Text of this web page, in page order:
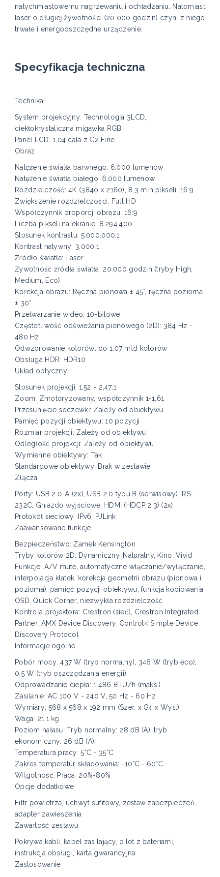
natychmiastowemu nagrzewaniu i ochładzaniu. Natomiast
laser o długiej żywotności (20 000 godzin) czyni z niego
trwałe i energooszczędne urządzenie.
Specyfikacja techniczna
Technika
System projekcyjny: Technologia 3LCD,
ciekłokrystaliczna migawka RGB
Panel LCD: 1,04 cala z C2 Fine
Obraz
Natężenie światła barwnego: 6.000 lumenów
Natężenie światła białego: 6.000 lumenów
Rozdzielczość: 4K (3840 x 2160), 8,3 mln pikseli, 16:9
Zwiększenie rozdzielczości: Full HD
Współczynnik proporcji obrazu: 16:9
Liczba pikseli na ekranie: 8.294.400
Stosunek kontrastu: 5.000.000:1
Kontrast natywny: 3.000:1
Źródło światła: Laser
Żywotność źródła światła: 20.000 godzin (tryby High,
Medium, Eco)
Korekcja obrazu: Ręczna pionowa ± 45°, ręczna pozioma
± 30°
Przetwarzanie wideo: 10-bitowe
Częstotliwość odświeżania pionowego (2D): 384 Hz -
480 Hz
Odwzorowanie kolorów: do 1,07 mld kolorów
Obsługa HDR: HDR10
Układ optyczny
Stosunek projekcji: 1,52 - 2,47:1
Zoom: Zmotoryzowany, współczynnik 1-1,61
Przesunięcie soczewki: Zależy od obiektywu
Pamięć pozycji obiektywu: 10 pozycji
Rozmiar projekcji: Zależy od obiektywu
Odległość projekcji: Zależy od obiektywu
Wymienne obiektywy: Tak
Standardowe obiektywy: Brak w zestawie
Złącza
Porty: USB 2.0-A (2x), USB 2.0 typu B (serwisowy), RS-
232C, Gniazdo wyjściowe, HDMI (HDCP 2.3) (2x)
Protokół sieciowy: IPv6, PJLink
Zaawansowane funkcje
Bezpieczeństwo: Zamek Kensington
Tryby kolorów 2D: Dynamiczny, Naturalny, Kino, Vivid
Funkcje: A/V mute, automatyczne włączanie/wyłączanie,
interpolacja klatek, korekcja geometrii obrazu (pionowa i
pozioma), pamięć pozycji obiektywu, funkcja kopiowania
OSD, Quick Corner, niezwykła rozdzielczość
Kontrola projektora: Crestron (sieć), Crestron Integrated
Partner, AMX Device Discovery, Control4 Simple Device
Discovery Protocol
Informacje ogólne
Pobór mocy: 437 W (tryb normalny), 346 W (tryb eco),
0,5 W (tryb oszczędzania energii)
Odprowadzanie ciepła: 1.486 BTU/h (maks.)
Zasilanie: AC 100 V - 240 V, 50 Hz - 60 Hz
Wymiary: 568 x 568 x 192 mm (Szer. x Gł. x Wys.)
Waga: 21,1 kg
Poziom hałasu: Tryb normalny: 28 dB (A), tryb
ekonomiczny: 26 dB (A)
Temperatura pracy: 5°C - 35°C
Zakres temperatur składowania: -10°C - 60°C
Wilgotność: Praca: 20%-80%
Opcje dodatkowe
Filtr powietrza, uchwyt sufitowy, zestaw zabezpieczeń,
adapter zawieszenia
Zawartość zestawu
Pokrywa kabli, kabel zasilający, pilot z bateriami,
instrukcja obsługi, karta gwarancyjna
Zastosowanie